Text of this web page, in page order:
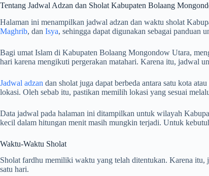
Tentang Jadwal Adzan dan Sholat Kabupaten Bolaang
Halaman ini menampilkan jadwal adzan dan waktu sholat
Maghrib, dan Isya, sehingga dapat digunakan sebagai panduan
Bagi umat Islam di Kabupaten Bolaang Mongondow Utara,
hari karena mengikuti pergerakan matahari. Karena itu, jadwal
Jadwal adzan dan sholat juga dapat berbeda antara satu kota
lokasi. Oleh sebab itu, pastikan memilih lokasi yang sesuai
Data jadwal pada halaman ini ditampilkan untuk wilayah
kecil dalam hitungan menit masih mungkin terjadi. Untuk
Waktu-Waktu Sholat
Sholat fardhu memiliki waktu yang telah ditentukan. Karena itu,
satu hari.